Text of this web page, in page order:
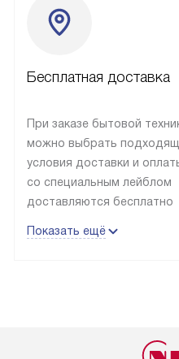
Бесплатная доставка
При заказе бытовой
можно выбрать
условия доставки и
со специальным лейблом
доставляются бесплатно
до подъезда, отдельная
отгружен покупателю в
Показать ещё